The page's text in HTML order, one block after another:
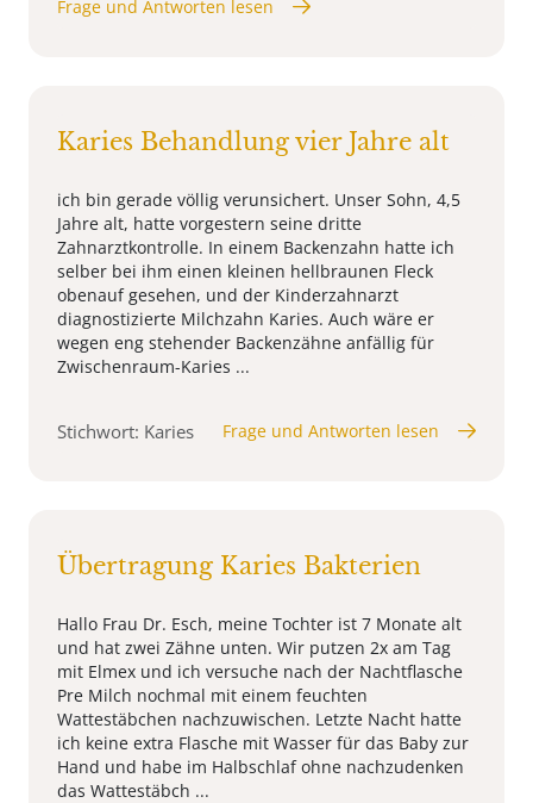
Frage und Antworten lesen
Karies Behandlung vier Jahre alt
ich bin gerade völlig verunsichert. Unser Sohn, 4,5
Jahre alt, hatte vorgestern seine dritte
Zahnarztkontrolle. In einem Backenzahn hatte ich
selber bei ihm einen kleinen hellbraunen Fleck
obenauf gesehen, und der Kinderzahnarzt
diagnostizierte Milchzahn Karies. Auch wäre er
wegen eng stehender Backenzähne anfällig für
Zwischenraum-Karies ...
Stichwort: Karies Frage und Antworten lesen
Übertragung Karies Bakterien
Hallo Frau Dr. Esch, meine Tochter ist 7 Monate alt
und hat zwei Zähne unten. Wir putzen 2x am Tag
mit Elmex und ich versuche nach der Nachtflasche
Pre Milch nochmal mit einem feuchten
Wattestäbchen nachzuwischen. Letzte Nacht hatte
ich keine extra Flasche mit Wasser für das Baby zur
Hand und habe im Halbschlaf ohne nachzudenken
das Wattestäbch ...